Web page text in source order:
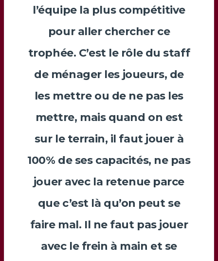
l’équipe la plus compétitive
pour aller chercher ce
trophée. C’est le rôle du staff
de ménager les joueurs, de
les mettre ou de ne pas les
mettre, mais quand on est
sur le terrain, il faut jouer à
100% de ses capacités, ne pas
jouer avec la retenue parce
que c’est là qu’on peut se
faire mal. Il ne faut pas jouer
avec le frein à main et se